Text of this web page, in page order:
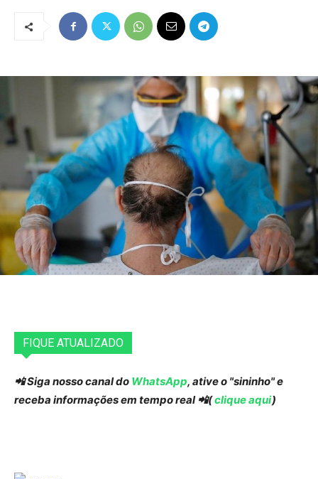
FIQUE ATUALIZADO
📲 Siga nosso canal do WhatsApp, ative o "sininho" e
receba informações em tempo real 📲(clique aqui)